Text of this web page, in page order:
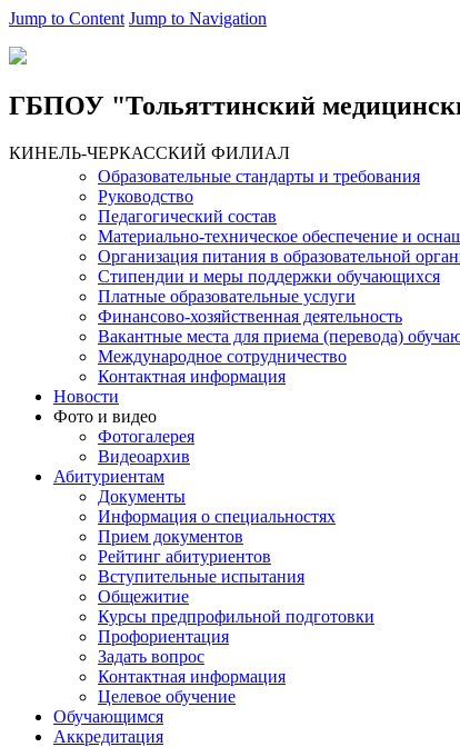
Jump to Content Jump to Navigation
ГБПОУ "Тольяттинский
КИНЕЛЬ-ЧЕРКАССКИЙ ФИЛИАЛ
Образовательные стандарты и требования
Руководство
Педагогический состав
Материально-техническое обеспечение и
Организация питания в образовательной
Стипендии и меры поддержки обучающихся
Платные образовательные услуги
Финансово-хозяйственная деятельность
Вакантные места для приема (перевода)
Международное сотрудничество
Контактная информация
Новости
Фото и видео
Фотогалерея
Видеоархив
Абитуриентам
Документы
Информация о специальностях
Прием документов
Рейтинг абитуриентов
Вступительные испытания
Общежитие
Курсы предпрофильной подготовки
Профориентация
Задать вопрос
Контактная информация
Целевое обучение
Обучающимся
Аккредитация